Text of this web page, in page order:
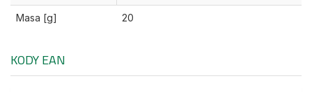
Masa [g] 20
KODY EAN